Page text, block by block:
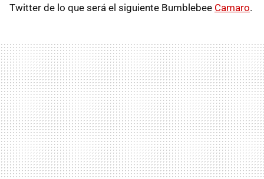
Twitter de lo que será el siguiente Bumblebee Camaro.